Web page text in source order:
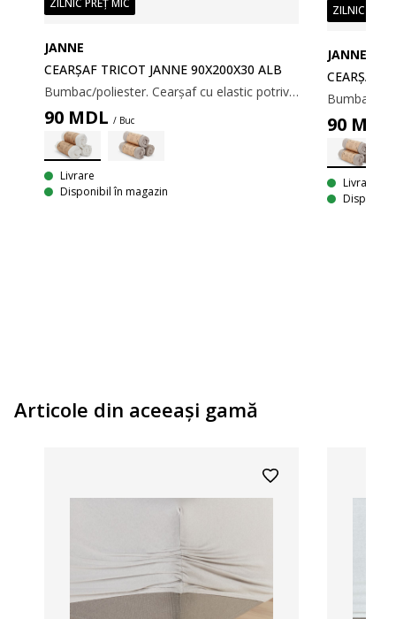
ZILNIC PREȚ MIC
JANNE
CEARȘAF TRICOT JANNE 90X200X30 ALB
Bumbac/poliester. Cearșaf cu elastic potrivit pentru saltelele cu cadru, arcuri și spumă. Cu margini elastice. 80/90x200x30 cm
90MDL / Buc
Livrare
Disponibil în magazin
ZILNIC PREȚ
JANNE
CEARȘAF
90MDL
Livrare
Disponibil
Articole din aceeaşi gamă